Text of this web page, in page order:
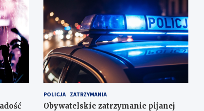
POLICJA ZATRZYMANIA
Obywatelskie zatrzymanie pijanej